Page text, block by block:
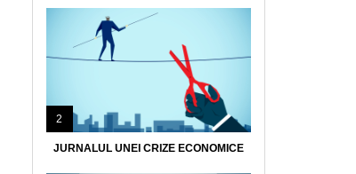
2
JURNALUL UNEI CRIZE ECONOMICE